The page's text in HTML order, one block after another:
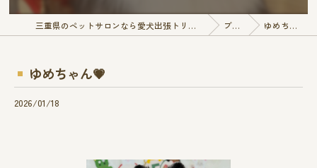
三重県のペットサロンなら愛犬出張トリミング E-QunQun ブログ ゆめちゃん💗
ゆめちゃん💗
2026/01/18